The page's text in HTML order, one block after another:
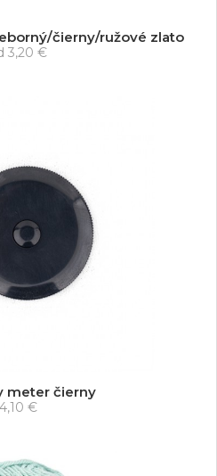
čierny/ružové zlato
3,20 €
meter čierny
4,10 €